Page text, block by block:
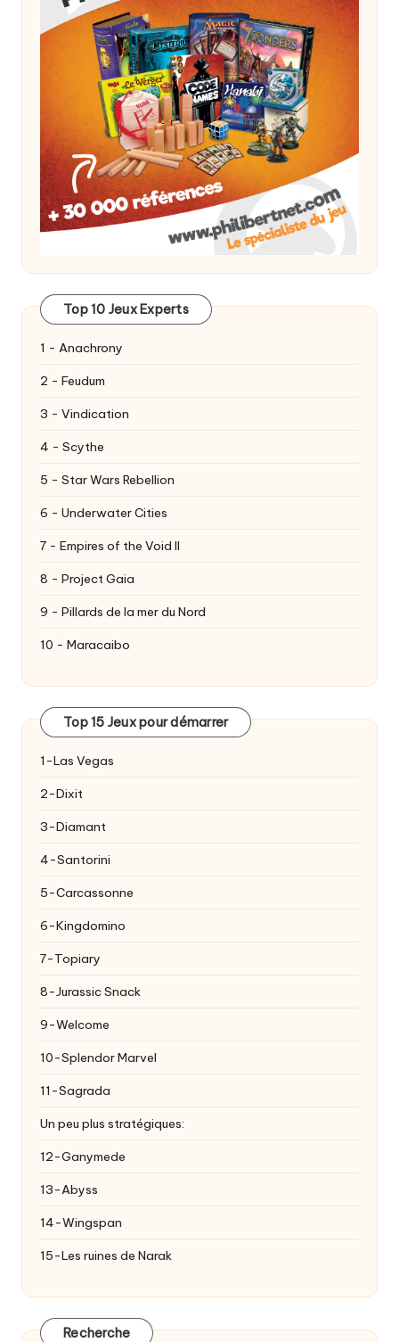
Top 10 Jeux Experts
1 - Anachrony
2 - Feudum
3 - Vindication
4 - Scythe
5 - Star Wars Rebellion
6 - Underwater Cities
7 - Empires of the Void II
8 - Project Gaia
9 - Pillards de la mer du Nord
10 - Maracaibo
Top 15 Jeux pour démarrer
1-Las Vegas
2-Dixit
3-Diamant
4-Santorini
5-Carcassonne
6-Kingdomino
7-Topiary
8-Jurassic Snack
9-Welcome
10-Splendor Marvel
11-Sagrada
Un peu plus stratégiques:
12-Ganymede
13-Abyss
14-Wingspan
15-Les ruines de Narak
Recherche